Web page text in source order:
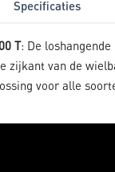
Specificaties
T: De
zijkant van de
voor alle